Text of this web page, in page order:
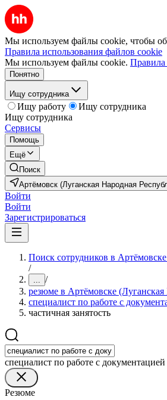
Мы используем файлы cookie, чтобы
Правила использования файлов cookie
Мы используем файлы cookie. Правила
Понятно
Ищу сотрудника
Ищу работу
Ищу сотрудника
Ищу сотрудника
Сервисы
Помощь
Ещё
Поиск
Артёмовск (Луганская Народная
Войти
Войти
Зарегистрироваться
Поиск сотрудников в
/
... /
резюме в Артёмовске
специалист по работе с
частичная занятость
специалист по работе с документацией
Резюме